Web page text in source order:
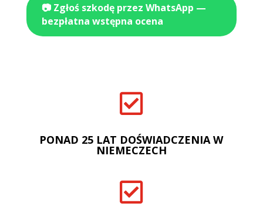
📷 Zgłoś szkodę przez WhatsApp —
bezpłatna wstępna ocena

PONAD 25 LAT DOŚWIADCZENIA W
NIEMECZECH
